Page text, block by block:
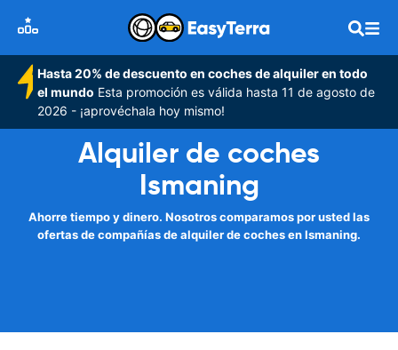
Hasta 20% de descuento en coches de alquiler en todo
el mundo Esta promoción es válida hasta 11 de agosto de
2026 - ¡aprovéchala hoy mismo!
Alquiler de coches
Ismaning
Ahorre tiempo y dinero. Nosotros comparamos por usted las
ofertas de compañías de alquiler de coches en Ismaning.